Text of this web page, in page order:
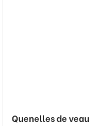
Quenelles de